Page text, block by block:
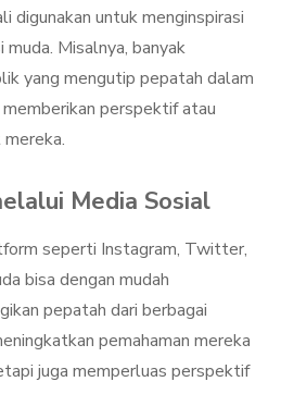
digunakan untuk menginspirasi
Misalnya, banyak
yang mengutip pepatah dalam
perspektif atau
Media Sosial
seperti Instagram, Twitter,
bisa dengan mudah
pepatah dari berbagai
pemahaman mereka
juga memperluas perspektif